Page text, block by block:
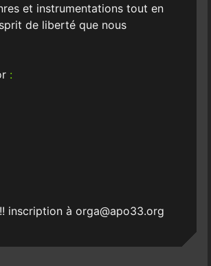
et instrumentations tout en
de liberté que nous
:
inscription à orga@apo33.org